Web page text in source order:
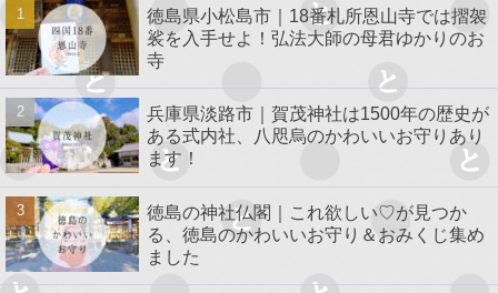
徳島県小松島市｜18番札所恩山寺では摺袈
裟を入手せよ！弘法大師の母君ゆかりのお
寺
兵庫県淡路市｜賀茂神社は1500年の歴史が
ある式内社、八咫烏のかわいいお守りあり
ます！
徳島の神社仏閣｜これ欲しい♡が見つか
る、徳島のかわいいお守り＆おみくじ集め
ました